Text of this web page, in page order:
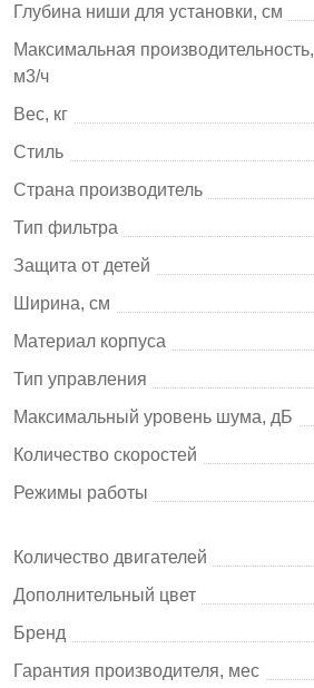
Глубина ниши для установки, см
Максимальная производительность,
м3/ч
Вес, кг
Стиль
Страна производитель
Тип фильтра
Защита от детей
Ширина, см
Материал корпуса
Тип управления
Максимальный уровень шума, дБ
Количество скоростей
Режимы работы
Количество двигателей
Дополнительный цвет
Бренд
Гарантия производителя, мес